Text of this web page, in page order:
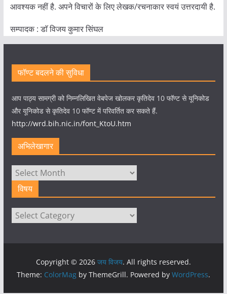
आवश्यक नहीं है. अपने विचारों के लिए लेखक/रचनाकार स्वयं उत्तरदायी है.
सम्पादक : डाॅ विजय कुमार सिंघल
फॉण्ट बदलने की सुविधा
आप पाठ्य सामग्री को निम्नलिखित वेबपेज खोलकर कृतिदेव 10 फॉण्ट से यूनिकोड
और यूनिकोड से कृतिदेव 10 फॉण्ट में परिवर्तित कर सकते हैं.
http://wrd.bih.nic.in/font_KtoU.htm
अभिलेखागार
अभिलेखागार
विषय
विषय
Copyright © 2026 जय विजय. All rights reserved.
Theme: ColorMagby ThemeGrill. Powered by WordPress.